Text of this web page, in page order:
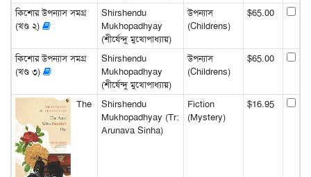
কিশোর উপন্যাস সমগ্র
(খণ্ড ২)
Shirshendu
Mukhopadhyay
(শীর্ষেন্দু মুখোপাধ্যায়)
উপন্যাস
(Childrens)
$65.00
কিশোর উপন্যাস সমগ্র
(খণ্ড ৩)
Shirshendu
Mukhopadhyay
(শীর্ষেন্দু মুখোপাধ্যায়)
উপন্যাস
(Childrens)
$65.00
The
Shirshendu
Mukhopadhyay (Tr:
Arunava Sinha)
Fiction
(Mystery)
$16.95